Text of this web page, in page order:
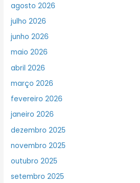
agosto 2026
julho 2026
junho 2026
maio 2026
abril 2026
março 2026
fevereiro 2026
janeiro 2026
dezembro 2025
novembro 2025
outubro 2025
setembro 2025